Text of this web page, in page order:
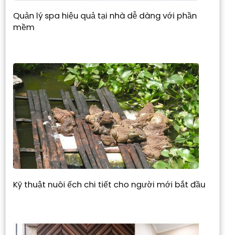
Quản lý spa hiệu quả tại nhà dễ dàng với phần
mềm
Kỹ thuật nuôi ếch chi tiết cho người mới bắt đầu